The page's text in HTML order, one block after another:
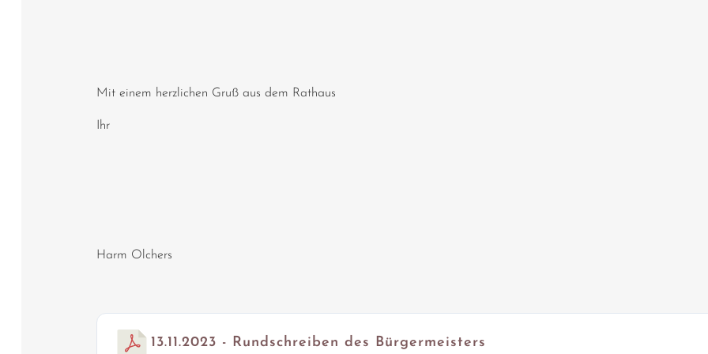
Mit einem herzlichen Gruß aus dem Rathaus
Ihr
Harm Olchers
13.11.2023 - Rundschreiben des Bürgermeisters